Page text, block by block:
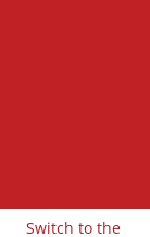
Switch to the